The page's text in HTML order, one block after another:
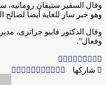
وقال السفير ستيفان روماتيه،
وهو خبر سار للغاية أيضاً
وقال الدكتور فابيو جراتزى،
وفعال”.
شاركها